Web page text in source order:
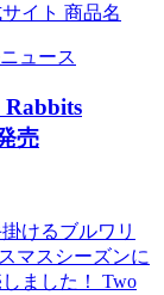
イト 商品名
ニュース
Rabbits
売
けるブルワリ
マスシーズンに
ました！ Two